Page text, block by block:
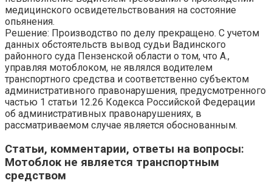
медицинского освидетельствования на состояние
опьянения.
Решение: Производство по делу прекращено. С учетом
данных обстоятельств вывод судьи Вадинского
районного суда Пензенской области о том, что А.,
управляя мотоблоком, не являлся водителем
транспортного средства и соответственно субъектом
административного правонарушения, предусмотренного
частью 1 статьи 12.26 Кодекса Российской Федерации
об административных правонарушениях, в
рассматриваемом случае является обоснованным.
Статьи, комментарии, ответы на вопросы:
Мотоблок не является транспортным
средством